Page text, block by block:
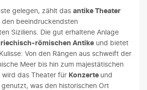
gelegen, zählt das antike Theater
den beeindruckendsten
Siziliens. Die gut erhaltene Anlage
römischen Antike und bietet
Von den Rängen aus schweift der
Meer bis hin zum majestätischen
wird das Theater für Konzerte und
genutzt, was den historischen Ort